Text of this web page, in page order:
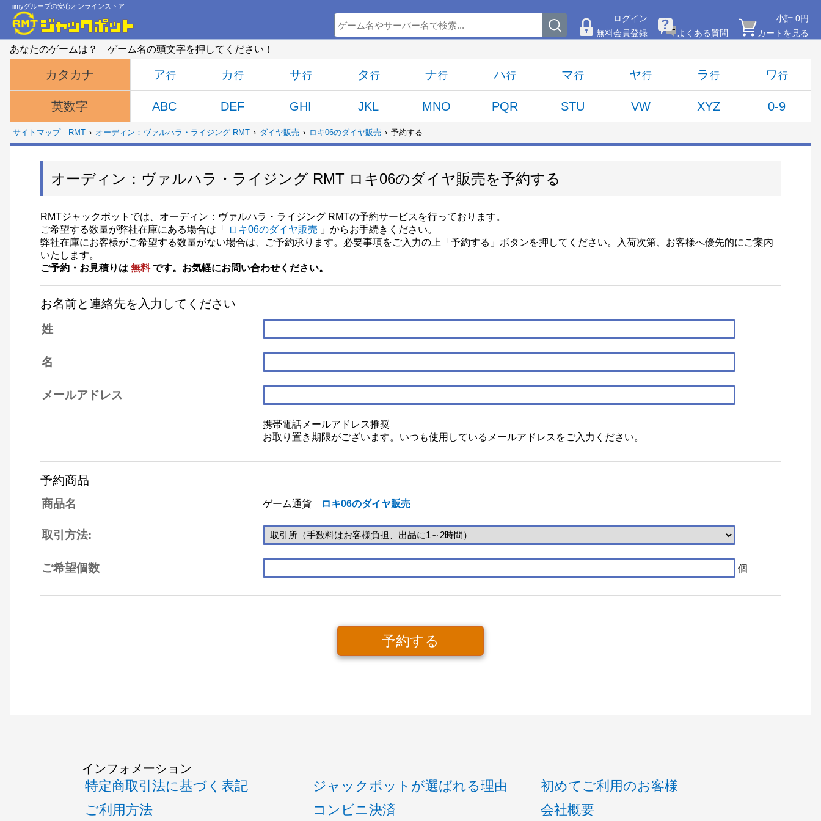
iimyグループの安心オンラインストア
ログイン
無料会員登録
よくある質問
小計 0円
カートを見る
あなたのゲームは？ ゲーム名の頭文字を押してください！
カタカナ
英数字
ア カ サ タ ナ ハ マ ヤ ラ ワ
ABC DEF GHI JKL MNO PQR STU VW XYZ 0-9
サイトマップ RMT オーディン：ヴァルハラ・ライジング RMT ダイヤ販売 ロキ06のダイヤ販売 予約する
オーディン：ヴァルハラ・ライジング RMT ロキ06のダイヤ販売を予約する
RMTジャックポットでは、オーディン：ヴァルハラ・ライジング RMTの予約サービスを行っております。
ご希望する数量が弊社在庫にある場合は「
ロキ06のダイヤ販売 」からお手続きください。
弊社在庫にお客様がご希望する数量がない場合は、ご予約承ります。必要事項をご入力の上「予約する」ボタンを押してください。入荷次第、お客様へ優先的にご案内
いたします。
ご予約・お見積りは 無料です。 お気軽にお問い合わせください。
お名前と連絡先を入力してください
姓
名
メールアドレス
携帯電話メールアドレス推奨
お取り置き期限がございます。いつも使用しているメールアドレスをご入力ください。
予約商品
商品名 ゲーム通貨 ロキ06のダイヤ販売
取引方法:
ご希望個数 個
予約する
インフォメーション
特定商取引法に基づく表記 ジャックポットが選ばれる理由
初めてご利用のお客様
ご利用方法
コンビニ決済 会社概要